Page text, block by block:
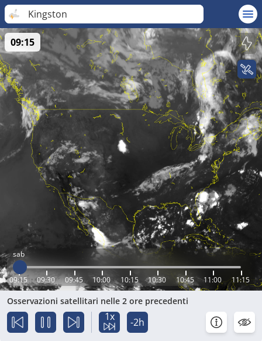
Kingston
sab
09:15 09:30 09:45 10:00 10:15 10:30 10:45 11:00 11:15
09:15
Osservazioni satellitari nelle 2 ore precedenti
1x -2h